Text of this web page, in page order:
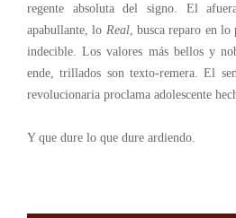
regente absoluta del signo. El
apabullante, lo Real, busca reparo en
indecible. Los valores más bellos y
ende, trillados son texto-remera. El
revolucionaria proclama adolescente
Y que dure lo que dure ardiendo.